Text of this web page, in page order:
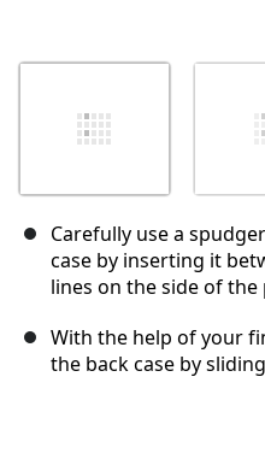
Carefully use a
case by inserting it
lines on the side of the
With the help of your
the back case by